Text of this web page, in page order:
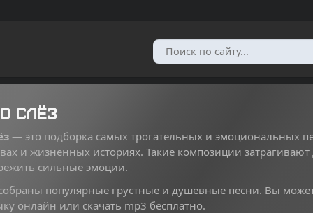
слёз
— это подборка самых трогательных и эмоциональных
и жизненных историях. Такие композиции
сильные эмоции.
популярные грустные и душевные песни. Вы
онлайн или скачать mp3 бесплатно.